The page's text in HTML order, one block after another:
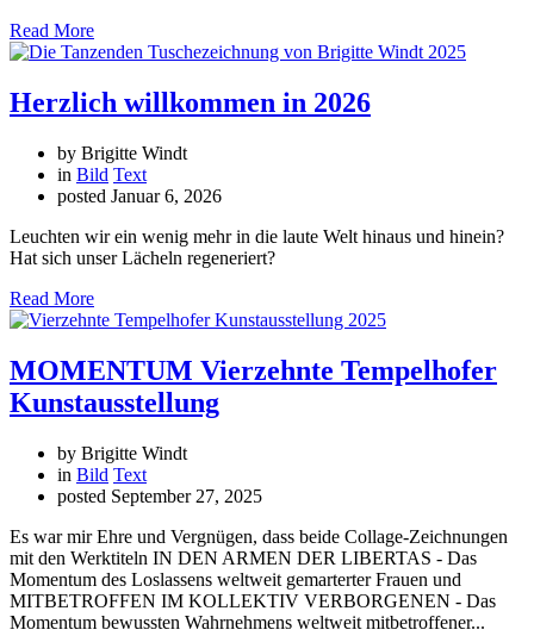
Read More
Herzlich willkommen in 2026
by Brigitte Windt
in Bild Text
posted Januar 6, 2026
Leuchten wir ein wenig mehr in die laute Welt hinaus und hinein?
Hat sich unser Lächeln regeneriert?
Read More
MOMENTUM Vierzehnte Tempelhofer
Kunstausstellung
by Brigitte Windt
in Bild Text
posted September 27, 2025
Es war mir Ehre und Vergnügen, dass beide Collage-Zeichnungen
mit den Werktiteln IN DEN ARMEN DER LIBERTAS - Das
Momentum des Loslassens weltweit gemarterter Frauen und
MITBETROFFEN IM KOLLEKTIV VERBORGENEN - Das
Momentum bewussten Wahrnehmens weltweit mitbetroffener...